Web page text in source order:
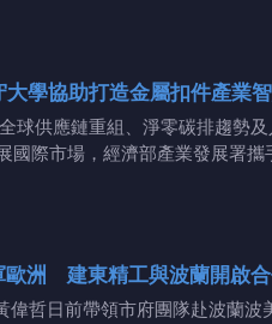
學協助打造金屬扣件產業
球供應鏈重組、淨零碳排趨勢
國際市場，經濟部產業發展署
歐洲 建東精工與波蘭開啟
偉哲日前帶領市府團隊赴波蘭